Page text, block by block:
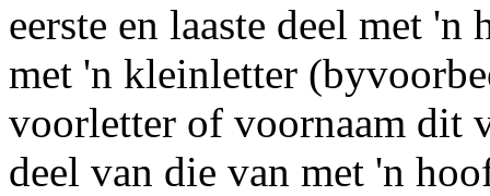
eerste en laaste deel met
met 'n kleinletter
voorletter of voornaam dit
deel van die van met 'n